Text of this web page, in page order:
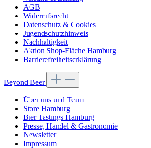
AGB
Widerrufsrecht
Datenschutz & Cookies
Jugendschutzhinweis
Nachhaltigkeit
Aktion Shop-Fläche Hamburg
Barrierefreiheitserklärung
Beyond Beer
Über uns und Team
Store Hamburg
Bier Tastings Hamburg
Presse, Handel & Gastronomie
Newsletter
Impressum